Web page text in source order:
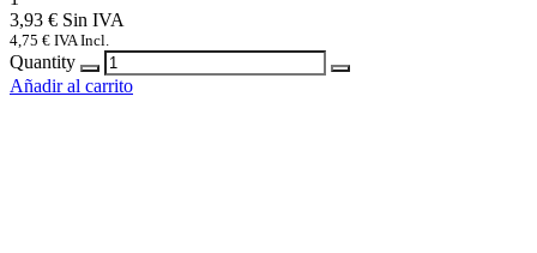
3,93 €
4,75 € IVA Incl.
Quantity
Añadir al carrito